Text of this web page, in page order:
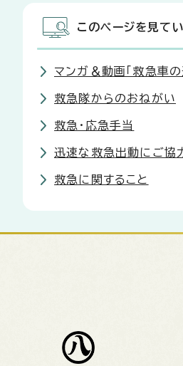
このページを見て
マンガ＆動画「救急車の
救急隊からのおねがい
救急・応急手当
迅速な救急出動にご協
救急に関すること